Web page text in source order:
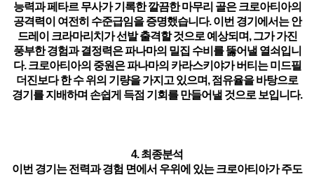
능력과 페타르 무사가 기록한 깔끔한 마무리 골은 크로아티아의
공격력이 여전히 수준급임을 증명했습니다. 이번 경기에서는 안
드레이 크라마리치가 선발 출격할 것으로 예상되며, 그가 가진
풍부한 경험과 결정력은 파나마의 밀집 수비를 뚫어낼 열쇠입니
다. 크로아티아의 중원은 파나마의 카라스키야가 버티는 미드필
더진보다 한 수 위의 기량을 가지고 있으며, 점유율을 바탕으로
경기를 지배하며 손쉽게 득점 기회를 만들어낼 것으로 보입니다.
4. 최종분석
이번 경기는 전력과 경험 면에서 우위에 있는 크로아티아가 주도